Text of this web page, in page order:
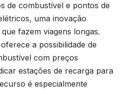
de combustível e pontos de
uma inovação
fazem viagens longas.
a possibilidade de
com preços
estações de recarga para
é especialmente